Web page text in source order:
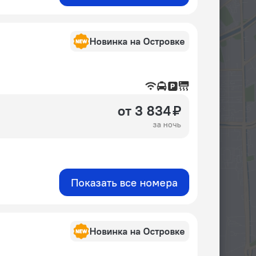
Новинка на Островке
от 3 834 ₽
за ночь
Показать все номера
Новинка на Островке